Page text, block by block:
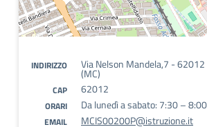
INDIRIZZO Via Nelson Mandela,7 -
(MC)
CAP 62012
ORARI Da lunedì a sabato: 7:30 –
EMAIL MCIS00200P@istruzione.it